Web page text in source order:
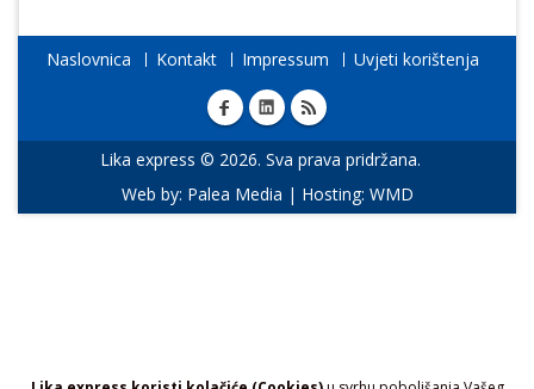
Naslovnica Kontakt Impressum Uvjeti korištenja
Lika express © 2026. Sva prava pridržana.
Web by: Palea Media | Hosting: WMD